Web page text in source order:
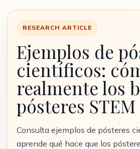
RESEARCH ARTICLE
Ejemplos de
científicos:
realmente los
pósteres STEM
Consulta ejemplos de pósteres
aprende qué hace que los